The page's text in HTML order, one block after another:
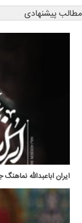
مطالب پیشنهادی
ایران اباعبدالله